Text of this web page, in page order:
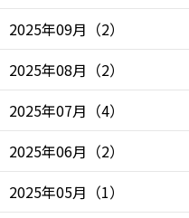
2025年09月 （2）
2025年08月 （2）
2025年07月 （4）
2025年06月 （2）
2025年05月 （1）